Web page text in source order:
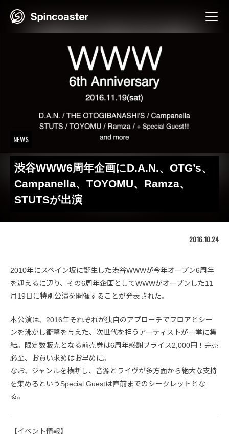
NEWS
渋谷WWW6周年企画にD.A.N.、OTG’s、
Campanella、TOYOMU、Ramza、
STUTSが出演
2016.10.24
2010年にスペイン坂に誕生した渋谷WWWが今年オープン6周年
を迎えるに辺り、その6周年企画としてWWWがオープンした11
月19日に特別公演を開催することが発表された。
本公演は、2016年それぞれが独自のアプローチでフロアとシー
ンを沸かし衝撃を与えた、次世代を担うアーティストが一挙に集
結。限定数販売となる前売券は6周年感謝プライス2,000円！完売
必至、お買い求めはお早めに。
なお、ジャンルを横断し、音源とライヴが多方面から絶大な支持
を集めるというSpecial Guestは直前までのシークレットとな
る。
【イベント情報】